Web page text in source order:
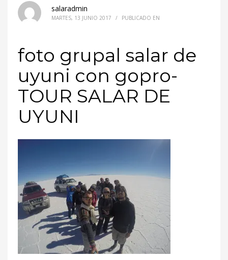
salaradmin
MARTES, 13 JUNIO 2017 / PUBLICADO EN
foto grupal salar de
uyuni con gopro-
TOUR SALAR DE
UYUNI